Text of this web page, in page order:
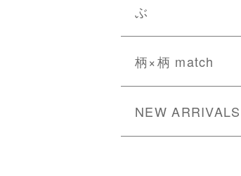
ぶ
柄×柄 match
NEW ARRIVALS